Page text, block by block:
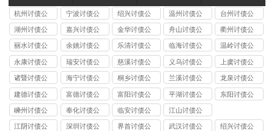
杭州讨债公
司
宁波讨债公
司
绍兴讨债公
司
温州讨债公
司
台州讨债公
司
湖州讨债公
司
嘉兴讨债公
司
金华讨债公
司
舟山讨债公
司
衢州讨债公
司
丽水讨债公
司
余姚讨债公
司
乐清讨债公
司
临海讨债公
司
温岭讨债公
司
永康讨债公
司
瑞安讨债公
司
慈溪讨债公
司
义乌讨债公
司
上虞讨债公
司
诸暨讨债公
司
海宁讨债公
司
桐乡讨债公
司
兰溪讨债公
司
龙泉讨债公
司
建德讨债公
司
富德讨债公
司
富阳讨债公
司
平湖讨债公
司
东阳讨债公
嵊州讨债公
司
奉化讨债公
司
临安讨债公
司
江山讨债公
司
江阴讨债公
深圳讨债公
界首讨债公
武汉讨债公
绍兴讨债公